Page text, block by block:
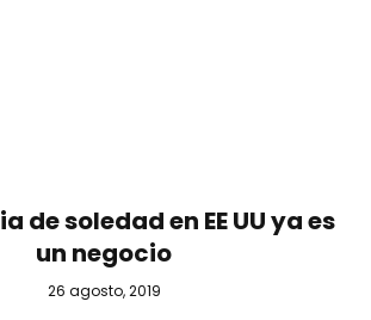
de soledad en EE UU ya es
un negocio
26 agosto, 2019